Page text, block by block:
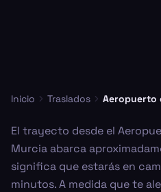
Inicio Traslados Aeropuerto
El trayecto desde el
Murcia abarca
significa que estarás en
minutos. A medida que te